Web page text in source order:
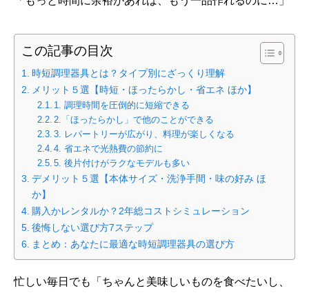
この記事の目次
時短調理器具とは？タイプ別にざっくり理解
メリット５選【時短・ほったらかし・省エネ ほか】
1. 調理時間を圧倒的に短縮できる
2.「ほったらかし」で他のことができる
3. レパートリーが広がり、料理が楽しくなる
4. 省エネで光熱費の節約に
5. 後片付けがラクなモデルも多い
デメリット５選【本体サイズ・洗浄手間・味の好み ほ
か】
購入かレンタルか？2年総コストシミュレーション
後悔しない選び方7ステップ
まとめ：あなたに最適な時短調理器具の選び方
忙しい毎日でも「ちゃんと美味しいものを食べたいし、